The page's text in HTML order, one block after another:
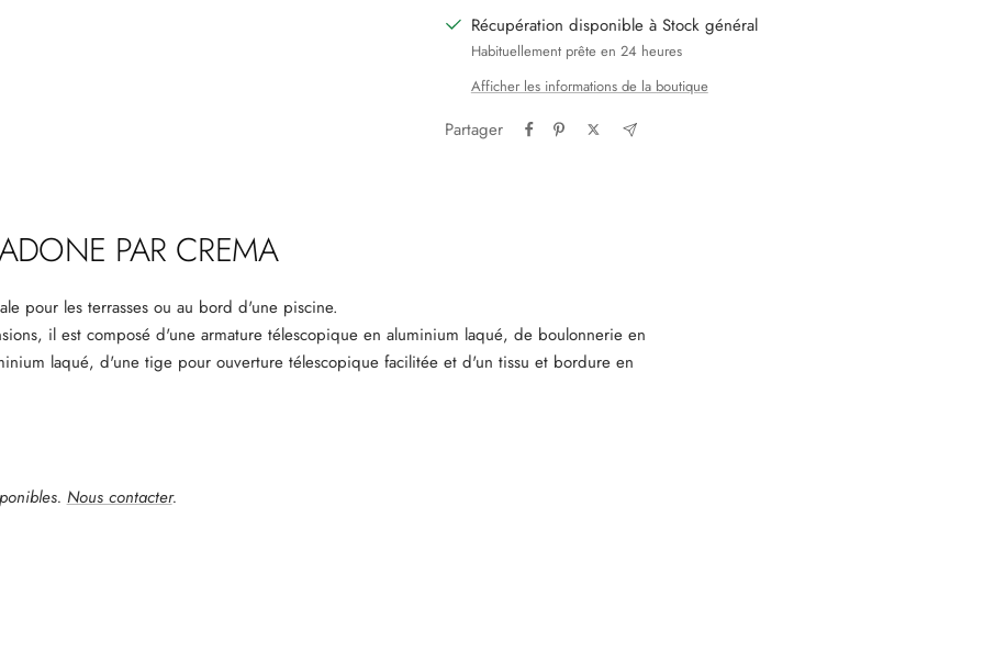
Récupération disponible à Stock général
Habituellement prête en 24 heures
Afficher les informations de la boutique
Partager
PAR CREMA
pour les terrasses ou au bord d'une piscine.
il est composé d'une armature télescopique en aluminium laqué, de boulonnerie en
laqué, d'une tige pour ouverture télescopique facilitée et d'un tissu et bordure en
Nous contacter.